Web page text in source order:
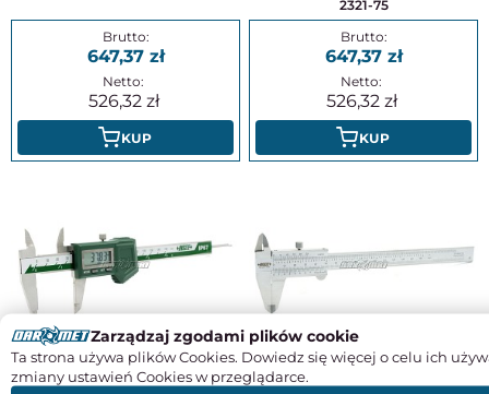
647,37
526,32
KUP
2321-75
647,37
526,32
KUP
Suwmiarka elektroniczna
wodoodporna 150 mm (bez rolki) |
IP 67 - INSIZE 1118-150BW
Suwmiarka noniuszowa 150 mm
(0,02 mm) ze śrubą - INSIZE 1205-
1502S
Zarządzaj zgodami plików cookie
Ta strona używa plików Cookies. Dowiedz się więcej o celu ich
zmiany ustawień Cookies w przeglądarce.